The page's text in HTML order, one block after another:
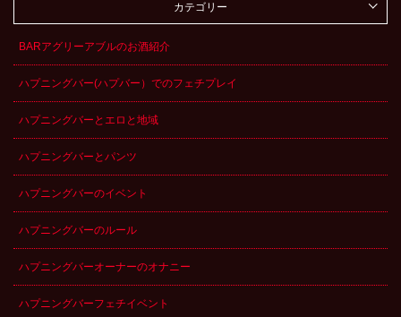
カテゴリー
BARアグリーアブルのお酒紹介
ハプニングバー(ハプバー）でのフェチプレイ
ハプニングバーとエロと地域
ハプニングバーとパンツ
ハプニングバーのイベント
ハプニングバーのルール
ハプニングバーオーナーのオナニー
ハプニングバーフェチイベント